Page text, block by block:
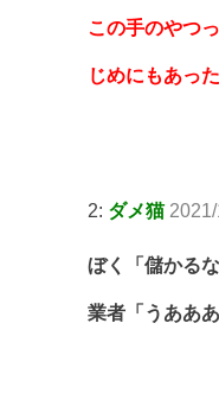
この手のやつ
じめにもあっ
2: ダメ猫
ぼく「儲かる
業者「うああ